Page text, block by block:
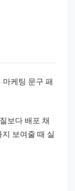
케팅 문구 패
보다 배포 채
보여줄 때 실